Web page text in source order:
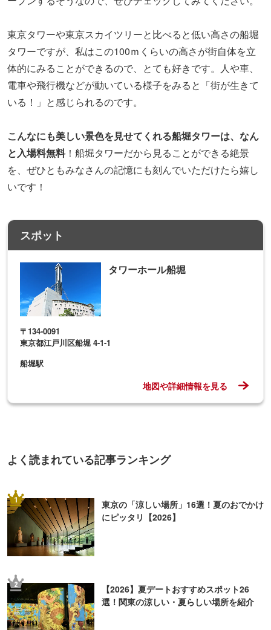
東京タワーや東京スカイツリーと比べると低い高さの船堀
タワーですが、私はこの100ｍくらいの高さが街自体を立
体的にみることができるので、とても好きです。人や車、
電車や飛行機などが動いている様子をみると「街が生きて
いる！」と感じられるのです。
こんなにも美しい景色を見せてくれる船堀タワーは、なん
と入場料無料！船堀タワーだから見ることができる絶景
を、ぜひともみなさんの記憶にも刻んでいただけたら嬉し
いです！
スポット
タワーホール船堀
〒134-0091
東京都江戸川区船堀 4-1-1
船堀駅
地図や詳細情報を見る
よく読まれている記事ランキング
1
東京の「涼しい場所」16選！夏のおでかけ
にピッタリ【2026】
2
【2026】夏デートおすすめスポット26
選！関東の涼しい・夏らしい場所を紹介